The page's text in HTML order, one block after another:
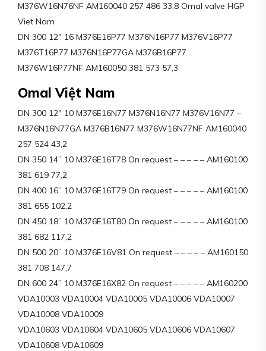
M376W16N76NF AM160040 257 486 33,8 Omal valve HGP
Viet Nam
DN 300 12″ 16 M376E16P77 M376N16P77 M376V16P77
M376T16P77 M376N16P77GA M376B16P77
M376W16P77NF AM160050 381 573 57,3
Omal Việt Nam
DN 300 12″ 10 M376E16N77 M376N16N77 M376V16N77 –
M376N16N77GA M376B16N77 M376W16N77NF AM160040
257 524 43,2
DN 350 14” 10 M376E16T78 On request – – – – – AM160100
381 619 77,2
DN 400 16” 10 M376E16T79 On request – – – – – AM160100
381 655 102,2
DN 450 18” 10 M376E16T80 On request – – – – – AM160100
381 682 117,2
DN 500 20” 10 M376E16V81 On request – – – – – AM160150
381 708 147,7
DN 600 24” 10 M376E16X82 On request – – – – – AM160200
VDA10003 VDA10004 VDA10005 VDA10006 VDA10007
VDA10008 VDA10009
VDA10603 VDA10604 VDA10605 VDA10606 VDA10607
VDA10608 VDA10609